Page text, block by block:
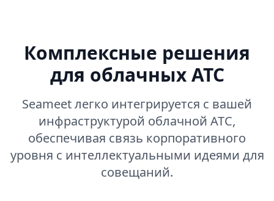
Комплексные решения
для облачных АТС
Seameet легко интегрируется с вашей
инфраструктурой облачной АТС,
обеспечивая связь корпоративного
уровня с интеллектуальными идеями для
совещаний.